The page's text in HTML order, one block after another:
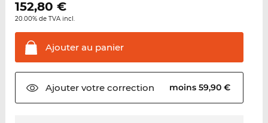
152,80 €
20.00% de TVA incl.
Ajouter au panier
Ajouter votrecorrection moins 59,90 €